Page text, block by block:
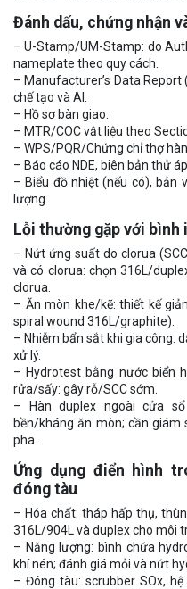
Đánh dấu, chứng nhận
– U-Stamp/UM-Stamp: do
nameplate theo quy cách.
– Manufacturer’s Data Report
chế tạo và AI.
– Hồ sơ bàn giao:
– MTR/COC vật liệu theo
– WPS/PQR/Chứng chỉ thợ
– Báo cáo NDE, biên bản thử
– Biểu đồ nhiệt (nếu có), bản
lượng.
Lỗi thường gặp với bình
– Nứt ứng suất do clorua
và có clorua: chọn 316L/
clorua.
– Ăn mòn khe/kẽ: thiết kế
spiral wound 316L/graphite).
– Nhiễm bẩn sắt khi gia công:
xử lý.
– Hydrotest bằng nước biển
rửa/sấy: gây rỗ/SCC sớm.
– Hàn duplex ngoài cửa
bền/kháng ăn mòn; cần
pha.
Ứng dụng điển hình
đóng tàu
– Hóa chất: tháp hấp thụ,
316L/904L và duplex cho môi
– Năng lượng: bình chứa
khí nén; đánh giá mỏi và nứt
– Đóng tàu: scrubber SOx,